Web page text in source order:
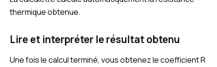
thermique obtenue.
Lire et interpréter le résultat obtenu
Une fois le calcul terminé, vous obtenez le coefficient R